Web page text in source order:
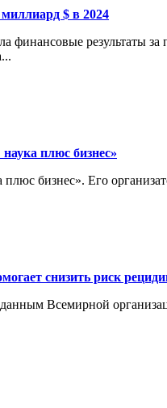
$ в 2024
результаты
плюс бизнес»
плюс бизнес». Его
снизить риск
Всемирной